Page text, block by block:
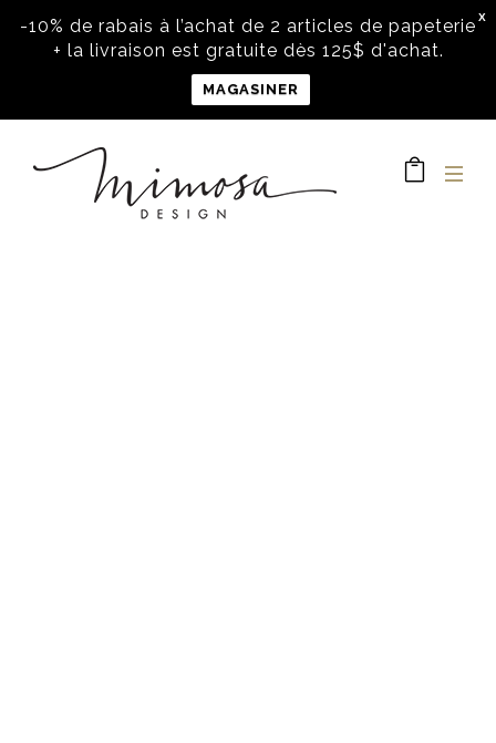
X
-10% de rabais à l’achat de 2 articles de papeterie
+ la livraison est gratuite dès 125$ d'achat.
MAGASINER